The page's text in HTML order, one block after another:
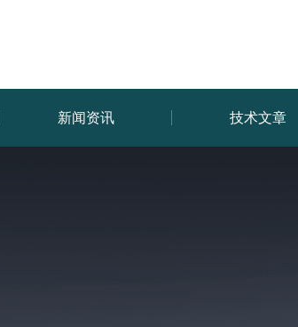
新闻资讯 技术文章